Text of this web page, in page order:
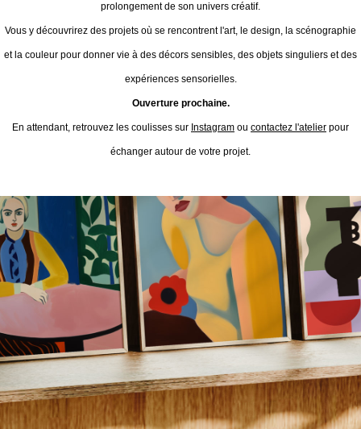
prolongement de son univers créatif.
Vous y découvrirez des projets où se rencontrent l'art, le design, la scénographie
et la couleur pour donner vie à des décors sensibles, des objets singuliers et des
expériences sensorielles.
Ouverture prochaine.
En attendant, retrouvez les coulisses sur Instagram ou contactez l'atelier pour
échanger autour de votre projet.